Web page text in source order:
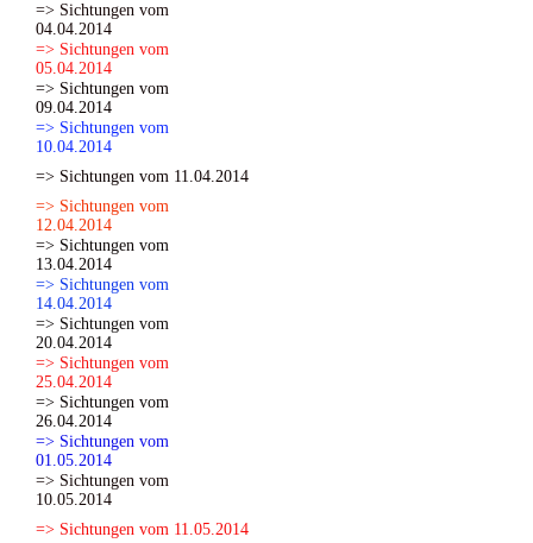
=> Sichtungen vom
04.04.2014
=> Sichtungen vom
05.04.2014
=> Sichtungen vom
09.04.2014
=> Sichtungen vom
10.04.2014
=> Sichtungen vom 11.04.2014
=> Sichtungen vom
12.04.2014
=> Sichtungen vom
13.04.2014
=> Sichtungen vom
14.04.2014
=> Sichtungen vom
20.04.2014
=> Sichtungen vom
25.04.2014
=> Sichtungen vom
26.04.2014
=> Sichtungen vom
01.05.2014
=> Sichtungen vom
10.05.2014
=> Sichtungen vom 11.05.2014